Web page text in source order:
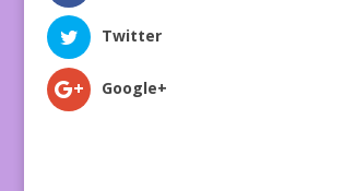
Twitter
Google+